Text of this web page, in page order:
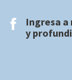
Ingresa a
y